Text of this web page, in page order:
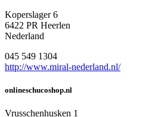
Koperslager 6
6422 PR Heerlen
Nederland
045 549 1304
http://www.miral-nederland.nl/
onlineschucoshop.nl
Vrusschenhusken 1